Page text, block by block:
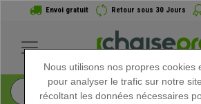
Envoi gratuit Retour sous 30 Jours
Nous utilisons nos propres cookies
pour analyser le trafic sur notre
récoltant les données nécessaires